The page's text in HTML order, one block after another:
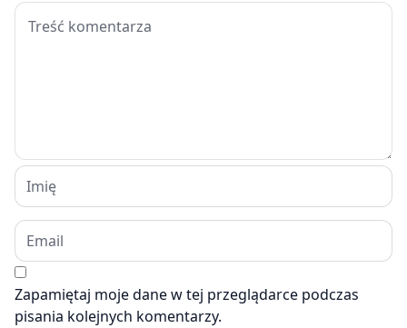
Zapamiętaj moje dane w tej przeglądarce podczas
pisania kolejnych komentarzy.